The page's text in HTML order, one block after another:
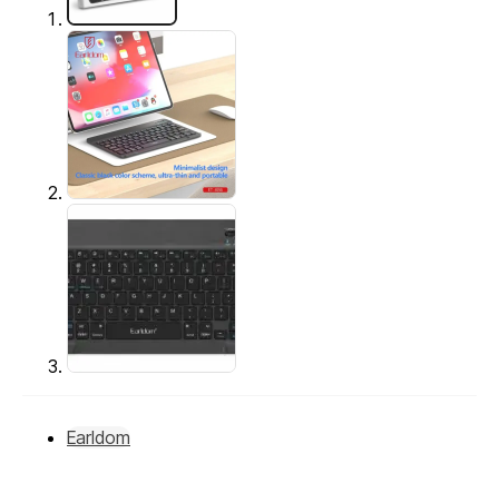
Earldom